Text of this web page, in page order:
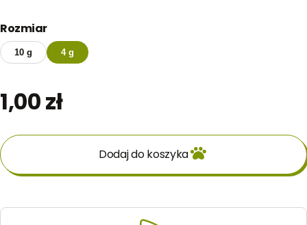
Rozmiar
10 g 4 g
1,00zł
Dodaj do koszyka